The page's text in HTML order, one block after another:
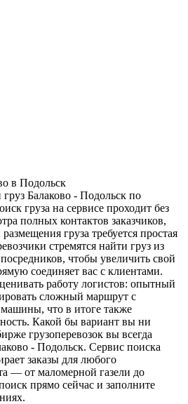
в Подольск
Балаково - Подольск по
груза на сервисе проходит без
полных контактов заказчиков,
груза требуется простая
стремятся найти груз из
чтобы увеличить свой
соединяет вас с клиентами.
работу логистов: опытный
сложный маршрут с
что в итоге также
Какой бы вариант вы ни
грузоперевозок вы всегда
- Подольск. Сервис поиска
заказы для любого
— от маломерной газели до
прямо сейчас и заполните